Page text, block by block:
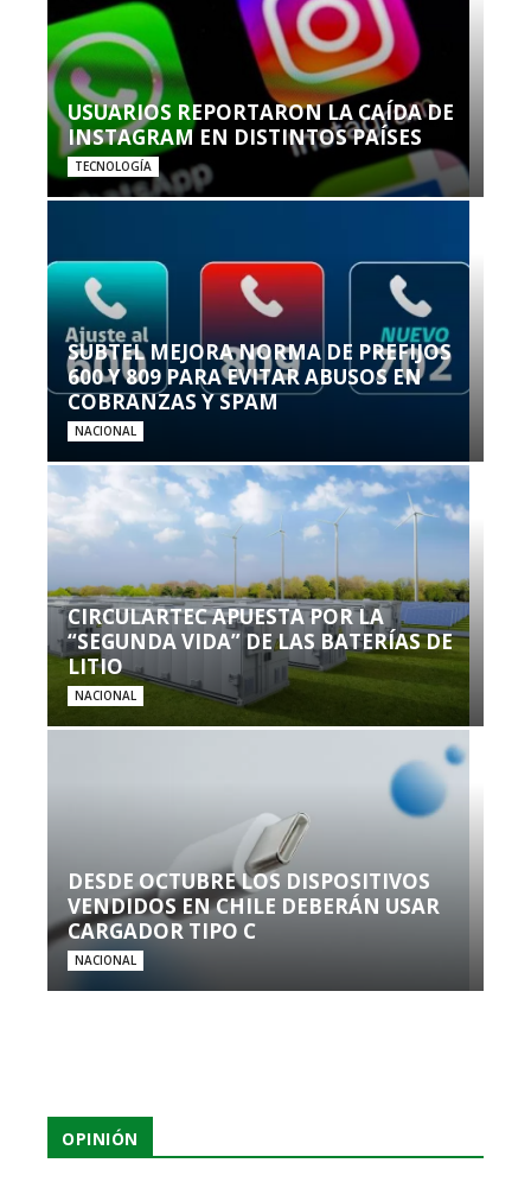
USUARIOS REPORTARON LA CAÍDA DE
INSTAGRAM EN DISTINTOS PAÍSES
TECNOLOGÍA
SUBTEL MEJORA NORMA DE PREFIJOS
600 Y 809 PARA EVITAR ABUSOS EN
COBRANZAS Y SPAM
NACIONAL
CIRCULARTEC APUESTA POR LA
“SEGUNDA VIDA” DE LAS BATERÍAS DE
LITIO
NACIONAL
DESDE OCTUBRE LOS DISPOSITIVOS
VENDIDOS EN CHILE DEBERÁN USAR
CARGADOR TIPO C
NACIONAL
OPINIÓN